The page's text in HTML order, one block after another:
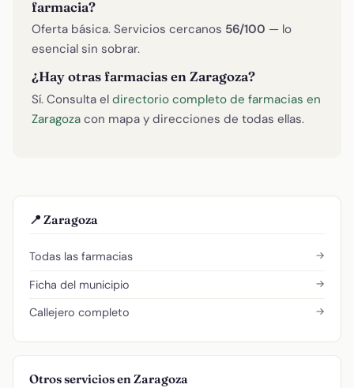
farmacia?
Oferta básica. Servicios cercanos 56/100 — lo
esencial sin sobrar.
¿Hay otras farmacias en Zaragoza?
Sí. Consulta el directorio completo de farmacias en
Zaragoza con mapa y direcciones de todas ellas.
📍 Zaragoza
Todas las farmacias →
Ficha del municipio →
Callejero completo →
Otros servicios en Zaragoza